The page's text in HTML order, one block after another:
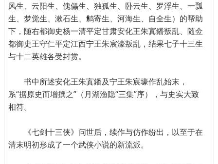
风生、云阳生、傀儡生、独孤生、卧云生、罗浮生、一瓢
生、梦觉生、漱石生、鹪寄生、河海生、自全生）的帮助
下，随右都御史杨一清平定甘肃安化王朱寘鐇叛乱、随佥
都御史王守仁平定江西宁王朱宸濠叛乱，结果七子十三生
与十二英雄各受封赏。
书中所述安化王朱寘鐇及宁王朱宸壕作乱始末，
系“据原史而增撰之”（月湖渔隐“三集”序），与史实大致
相符。
《七剑十三侠》问世后，续作与仿作纷出，以至于在
清末明初形成了一个武侠小说的新流派。